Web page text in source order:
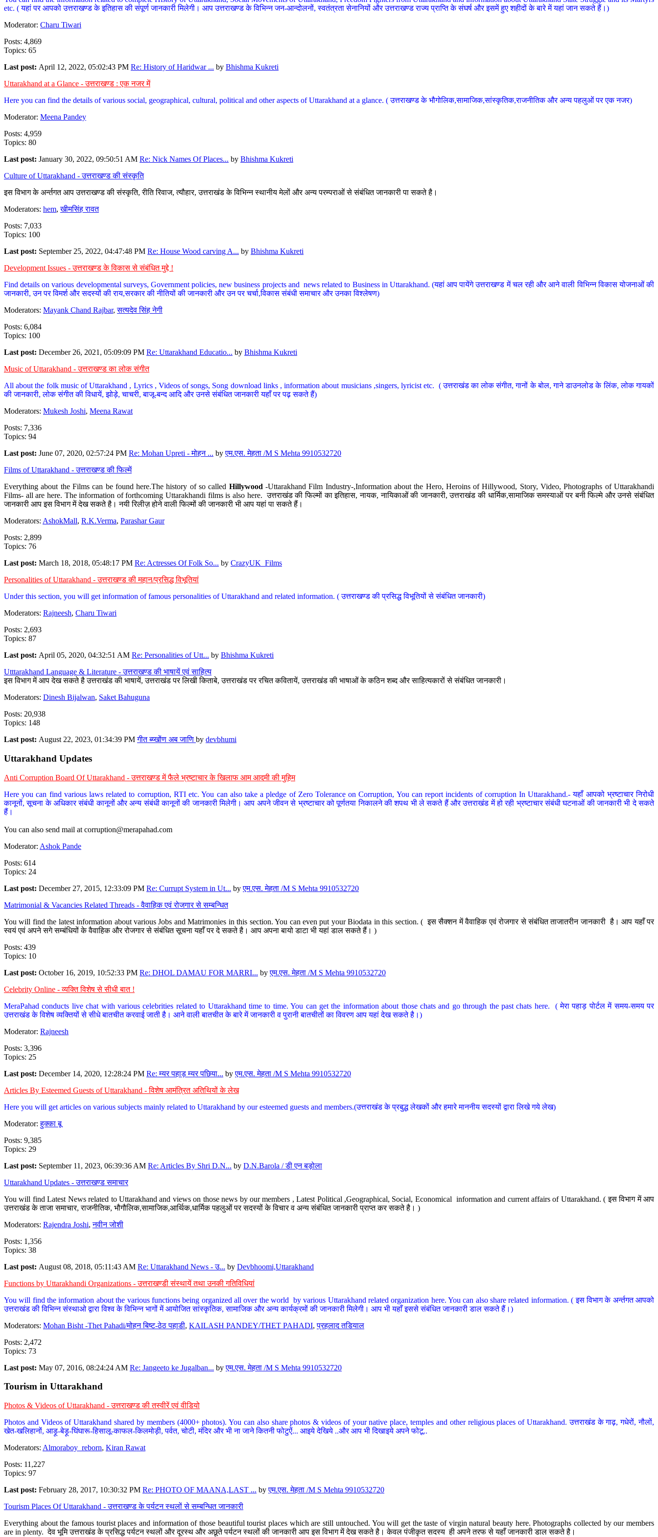
etc. ( यहां पर आपको उत्तराखण्ड के इतिहास की संपूर्ण जानकारी मिलेगी। आप उत्तराखण्ड के विभिन्न जन-आन्दोलनों, स्वतंत्रता सेनानियों और उत्तराखण्ड राज्य प्राप्ति के संघर्ष और इसमें हुए शहीदों के बारे में यहां जान सकते हैं।)
Moderator: Charu Tiwari
Posts: 4,869
Topics: 65
Last post: April 12, 2022, 05:02:43 PM Re: History of Haridwar ... by Bhishma Kukreti
Uttarakhand at a Glance - उत्तराखण्ड : एक नजर में
Here you can find the details of various social, geographical, cultural, political and other aspects of Uttarakhand at a glance. ( उत्तराखण्ड के भौगोलिक,सामाजिक,सांस्कृतिक,राजनीतिक और अन्य पहलुओं पर एक नजर)
Moderator: Meena Pandey
Posts: 4,959
Topics: 80
Last post: January 30, 2022, 09:50:51 AM Re: Nick Names Of Places... by Bhishma Kukreti
Culture of Uttarakhand - उत्तराखण्ड की संस्कृति
इस विभाग के अर्न्तगत आप उत्तराखण्ड की संस्कृति, रीति रिवाज, त्यौहार, उत्तराखंड के विभिन्न स्थानीय मेलों और अन्य परम्पराओं से संबंधित जानकारी पा सकते है।
Moderators: hem,खीमसिंह रावत
Posts: 7,033
Topics: 100
Last post: September 25, 2022, 04:47:48 PM Re: House Wood carving A... by Bhishma Kukreti
Development Issues - उत्तराखण्ड के विकास से संबंधित मुद्दे !
Find details on various developmental surveys, Government policies, new business projects and news related to Business in Uttarakhand. (यहां आप पायेंगे उत्तराखण्ड में चल रही और आने वाली विभिन्न विकास योजनाओं की
जानकारी, उन पर विमर्श और सदस्यों की राय,सरकार की नीतियों की जानकारी और उन पर चर्चा,विकास संबंधी समाचार और उनका विश्लेषण)
Moderators: Mayank Chand Rajbar,सत्यदेव सिंह नेगी
Posts: 6,084
Topics: 100
Last post: December 26, 2021, 05:09:09 PM Re: Uttarakhand Educatio... by Bhishma Kukreti
Music of Uttarakhand - उत्तराखण्ड का लोक संगीत
All about the folk music of Uttarakhand , Lyrics , Videos of songs, Song download links , information about musicians ,singers, lyricist etc. ( उत्तराखंड का लोक संगीत, गानों के बोल, गाने डाउनलोड के लिंक, लोक गायकों
की जानकारी, लोक संगीत की विधायें, झोड़े, चाचरी, बाजू-बन्द आदि और उनसे संबंधित जानकारी यहाँ पर पढ़ सकते हैं)
Moderators: Mukesh Joshi, Meena Rawat
Posts: 7,336
Topics: 94
Last post: June 07, 2020, 02:57:24 PM Re: Mohan Upreti - मोहन ... byएम.एस. मेहता /M S Mehta 9910532720
Films of Uttarakhand - उत्तराखण्ड की फिल्में
Everything about the Films can be found here.The history of so called Hillywood-Uttarakhand Film Industry-,Information about the Hero, Heroins of Hillywood, Story, Video, Photographs of Uttarakhandi
Films- all are here. The information of forthcoming Uttarakhandi films is also here. उत्तराखंड की फिल्मों का इतिहास, नायक, नायिकाओं की जानकारी, उत्तराखंड की धार्मिक,सामाजिक समस्याओं पर बनी फिल्मे और उनसे संबंधित
जानकारी आप इस विभाग में देख सकते है। नयी रिलीज़ होने वाली फिल्मों की जानकारी भी आप यहां पा सकते हैं।
Moderators: AshokMall, R.K.Verma, Parashar Gaur
Posts: 2,899
Topics: 76
Last post: March 18, 2018, 05:48:17 PM Re: Actresses Of Folk So... by CrazyUK_Films
Personalities of Uttarakhand - उत्तराखण्ड की महान/प्रसिद्ध विभूतियां
Under this section, you will get information of famous personalities of Uttarakhand and related information. ( उत्तराखण्ड की प्रसिद्ध विभूतियों से संबंधित जानकारी)
Moderators: Rajneesh, Charu Tiwari
Posts: 2,693
Topics: 87
Last post: April 05, 2020, 04:32:51 AM Re: Personalities of Utt... by Bhishma Kukreti
Utttarakhand Language & Literature - उत्तराखण्ड की भाषायें एवं साहित्य
इस विभाग में आप देख सकते है उत्तराखंड की भाषायें, उत्तराखंड पर लिखी किताबे, उत्तराखंड पर रचित कवितायें, उत्तराखंड की भाषाओं के कठिन शब्द और साहित्यकारों से संबंधित जानकारी।
Moderators: Dinesh Bijalwan, Saket Bahuguna
Posts: 20,938
Topics: 148
Last post: August 22, 2023, 01:34:39 PMगीत ब्य्खोंण अब जाणि by devbhumi
Uttarakhand Updates
Anti Corruption Board Of Uttarakhand - उत्तराखण्ड में फैले भ्रष्टाचार के खिलाफ आम आदमी की मुहिम
Here you can find various laws related to corruption, RTI etc. You can also take a pledge of Zero Tolerance on Corruption, You can report incidents of corruption In Uttarakhand.- यहाँ आपको भ्रष्टाचार निरोधी
कानूनों, सूचना के अधिकार संबंधी कानूनों और अन्य संबंधी कानूनों की जानकारी मिलेगी। आप अपने जीवन से भ्रष्टाचार को पूर्णतया निकालने की शपथ भी ले सकते हैं और उत्तराखंड में हो रही भ्रष्टाचार संबंधी घटनाओं की जानकारी भी दे सकते
हैं।
You can also send mail at corruption@merapahad.com
Moderator: Ashok Pande
Posts: 614
Topics: 24
Last post: December 27, 2015, 12:33:09 PM Re: Currupt System in Ut... byएम.एस. मेहता /M S Mehta 9910532720
Matrimonial & Vacancies Related Threads - वैवाहिक एवं रोजगार से सम्बन्धित
You will find the latest information about various Jobs and Matrimonies in this section. You can even put your Biodata in this section. ( इस सैक्शन में वैवाहिक एवं रोजगार से संबंधित ताजातरीन जानकारी है। आप यहाँ पर
स्वयं एवं अपने सगे सम्बंधियों के वैवाहिक और रोजगार से संबंधित सूचना यहाँ पर दे सकते है। आप अपना बायो डाटा भी यहां डाल सकते हैं। )
Posts: 439
Topics: 10
Last post: October 16, 2019, 10:52:33 PM Re: DHOL DAMAU FOR MARRI... byएम.एस. मेहता /M S Mehta 9910532720
Celebrity Online - व्यक्ति विशेष से सीधी बात !
MeraPahad conducts live chat with various celebrities related to Uttarakhand time to time. You can get the information about those chats and go through the past chats here. ( मेरा पहाड़ पोर्टल में समय-समय पर
उत्तराखंड के विशेष व्यक्तियों से सीधे बातचीत करवाई जाती है। आने वाली बातचीत के बारे में जानकारी व पुरानी बातचीतों का विवरण आप यहां देख सकते है।)
Moderator: Rajneesh
Posts: 3,396
Topics: 25
Last post: December 14, 2020, 12:28:24 PM Re: म्यर पहाड़ म्यर पछिया... byएम.एस. मेहता /M S Mehta 9910532720
Articles By Esteemed Guests of Uttarakhand - विशेष आमंत्रित अतिथियों के लेख
Here you will get articles on various subjects mainly related to Uttarakhand by our esteemed guests and members.(उत्तराखंड के प्रबुद्ध लेखकों और हमारे माननीय सदस्यों द्वारा लिखे गये लेख)
Moderator:हुक्का बू
Posts: 9,385
Topics: 29
Last post: September 11, 2023, 06:39:36 AM Re: Articles By Shri D.N... by D.N.Barola / डी एन बड़ोला
Uttarakhand Updates - उत्तराखण्ड समाचार
You will find Latest News related to Uttarakhand and views on those news by our members , Latest Political ,Geographical, Social, Economical information and current affairs of Uttarakhand. ( इस विभाग में आप
उत्तराखंड के ताजा समाचार, राजनीतिक, भौगौलिक,सामाजिक,आर्थिक,धार्मिक पहलुओं पर सदस्यों के विचार व अन्य संबंधित जानकारी प्राप्त कर सकते है। )
Moderators: Rajendra Joshi,नवीन जोशी
Posts: 1,356
Topics: 38
Last post: August 08, 2018, 05:11:43 AM Re: Uttarakhand News - उ... by Devbhoomi,Uttarakhand
Functions by Uttarakhandi Organizations - उत्तराखण्डी संस्थायें तथा उनकी गतिविधियां
You will find the information about the various functions being organized all over the world by various Uttarakhand related organization here. You can also share related information. ( इस विभाग के अर्न्तगत आपको
उत्तराखंड की विभिन्न संस्थाओ द्वारा विश्व के विभिन्न भागों में आयोजित सांस्कृतिक, सामाजिक और अन्य कार्यक्रमों की जानकारी मिलेगी। आप भी यहाँ इससे संबंधित जानकारी डाल सकते हैं।)
Moderators: Mohan Bisht -Thet Pahadi/मोहन बिष्ट-ठेठ पहाडी, KAILASH PANDEY/THET PAHADI,प्रहलाद तडियाल
Posts: 2,472
Topics: 73
Last post: May 07, 2016, 08:24:24 AM Re: Jangeeto ke Jugalban... byएम.एस. मेहता /M S Mehta 9910532720
Tourism in Uttarakhand
Photos & Videos of Uttarakhand - उत्तराखण्ड की तस्वीरें एवं वीडियो
Photos and Videos of Uttarakhand shared by members (4000+ photos). You can also share photos & videos of your native place, temples and other religious places of Uttarakhand. उत्तराखंड के गाढ़, गधेरों, नौलों,
खेत-खलिहानों, आड़ू-बेड़ू-घिंघारू-हिसालू-काफल-किलमोड़ी, पर्वत, चोटी, मंदिर और भी ना जाने कितनी फोटुऐं... आइये देखिये ..और आप भी दिखाइये अपने फोटू..
Moderators: Almoraboy_reborn, Kiran Rawat
Posts: 11,227
Topics: 97
Last post: February 28, 2017, 10:30:32 PM Re: PHOTO OF MAANA,LAST ... byएम.एस. मेहता /M S Mehta 9910532720
Tourism Places Of Uttarakhand - उत्तराखण्ड के पर्यटन स्थलों से सम्बन्धित जानकारी
Everything about the famous tourist places and information of those beautiful tourist places which are still untouched. You will get the taste of virgin natural beauty here. Photographs collected by our members
are in plenty. देव भूमि उत्तराखंड के प्रसिद्ध पर्यटन स्थलों और दूरस्थ और अछूते पर्यटन स्थलों की जानकारी आप इस विभाग में देख सकते है। केवल पंजीकृत सदस्य ही अपने तरफ से यहाँ जानकारी डाल सकते है।